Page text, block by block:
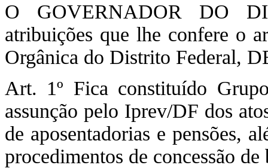
O GOVERNADOR DO
atribuições que lhe confere o
Orgânica do Distrito Federal,
Art. 1º Fica constituído
assunção pelo Iprev/DF dos
de aposentadorias e pensões,
procedimentos de concessão